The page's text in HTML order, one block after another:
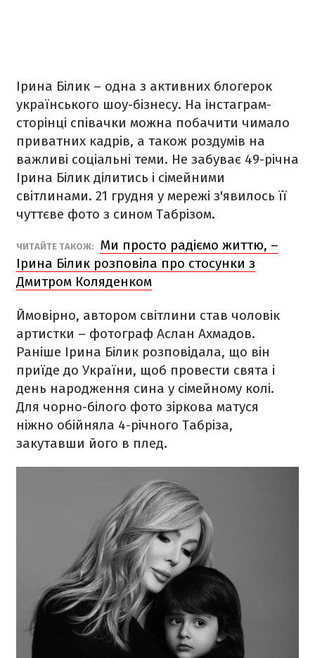
Ірина Білик – одна з активних блогерок
українського шоу-бізнесу. На інстаграм-
сторінці співачки можна побачити чимало
приватних кадрів, а також роздумів на
важливі соціальні теми. Не забуває 49-річна
Ірина Білик ділитись і сімейними
світлинами. 21 грудня у мережі з'явилось її
чуттєве фото з сином Табрізом.
ЧИТАЙТЕ ТАКОЖ:
Ми просто радіємо життю, –
Ірина Білик розповіла про стосунки з
Дмитром Коляденком
Ймовірно, автором світлини став чоловік
артистки – фотограф Аслан Ахмадов.
Раніше Ірина Білик розповідала, що він
приїде до України, щоб провести свята і
день народження сина у сімейному колі.
Для чорно-білого фото зіркова матуся
ніжно обійняла 4-річного Табріза,
закутавши його в плед.